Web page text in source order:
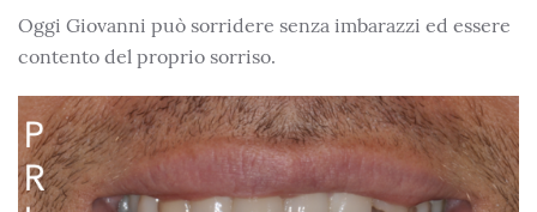
Oggi Giovanni può sorridere senza imbarazzi ed essere
contento del proprio sorriso.